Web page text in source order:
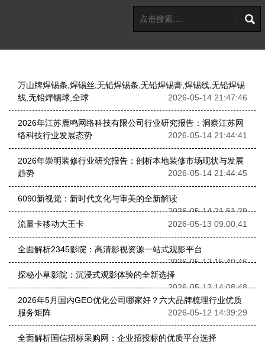
万山牌焊锡条,焊锡丝,无铅焊锡条,无铅焊锡膏,焊锡线,无铅焊锡
线,无铅焊锡球,全球
2026-05-14 21:47:46
2026年江苏鹿鸣网络科技有限公司行业研究报告：洞察江苏网
络科技行业发展态势
2026-05-14 21:44:41
2026年崇明装修行业研究报告：剖析本地装修市场现状与发展
趋势
2026-05-14 21:44:45
6090新视觉：新时代文化与审美的全新解读
2026-05-14 21:51:29
流量卡移动大王卡
2026-05-13 09:00:41
全面解析2345影院：高清影视资源一站式观影平台
2026-05-12 15:40:46
探秘小草影院：沉浸式观影体验的全新选择
2026-05-12 14:08:48
2026年5月国内GEO优化公司哪家好？六大品牌梳理行业优质
服务矩阵
2026-05-12 14:39:29
全面解析国信招标采购网：企业招投标的优质平台选择